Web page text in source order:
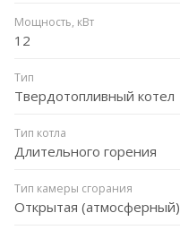
Мощность, кВт
12
Тип
Твердотопливный котел
Тип котла
Длительного горения
Тип камеры сгорания
Открытая (атмосферный)